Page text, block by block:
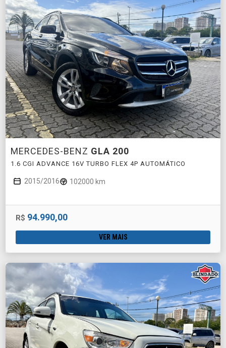
MERCEDES-BENZ GLA 200
1.6 CGI ADVANCE 16V TURBO FLEX 4P AUTOMÁTICO
2015/2016 102000 km
R$ 94.990,00
VER MAIS